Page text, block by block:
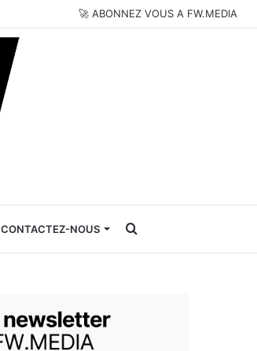
🚀 ABONNEZ VOUS A FW.MEDIA
CONTACTEZ-NOUS Rechercher